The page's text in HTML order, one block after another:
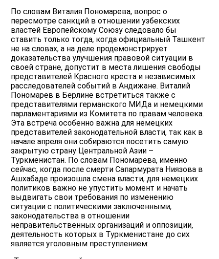
По словам Виталия Пономарева, вопрос о
пересмотре санкций в отношении узбекских
властей Европейскому Союзу следовало бы
ставить только тогда, когда официальный Ташкент
не на словах, а на деле продемонстрирует
доказательства улучшения правовой ситуации в
своей стране, допустит в места лишения свободы
представителей Красного креста и независимых
расследователей событий в Андижане. Виталий
Пономарев в Берлине встретиться также с
представителями германского МИДа и немецкими
парламентариями из Комитета по правам человека.
Эта встреча особенно важна для немецких
представителей законодательной власти, так как в
начале апреля они собираются посетить самую
закрытую страну Центральной Азии –
Туркменистан. По словам Пономарева, именно
сейчас, когда после смерти Сапармурата Ниязова в
Ашхабаде произошла смена власти, для немецких
политиков важно не упустить момент и начать
выдвигать свои требования по изменению
ситуации с политическими заключенными,
законодательства в отношении
неправительственных организаций и оппозиции,
деятельность которых в Туркменистане до сих
является уголовным преступлением: